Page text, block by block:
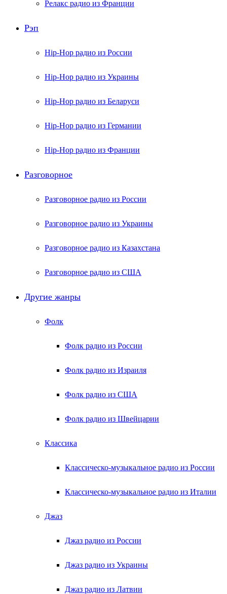
Релакс радио из Франции
Рэп
Hip-Hop радио из России
Hip-Hop радио из Украины
Hip-Hop радио из Беларуси
Hip-Hop радио из Германии
Hip-Hop радио из Франции
Разговорное
Разговорное радио из России
Разговорное радио из Украины
Разговорное радио из Казахстана
Разговорное радио из США
Другие жанры
Фолк
Фолк радио из России
Фолк радио из Израиля
Фолк радио из США
Фолк радио из Швейцарии
Классика
Классическо-музыкальное радио из России
Классическо-музыкальное радио из Италии
Джаз
Джаз радио из России
Джаз радио из Украины
Джаз радио из Латвии